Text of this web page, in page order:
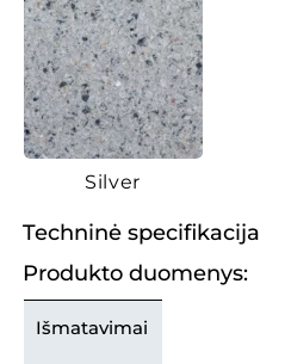
Silver
Techninė specifikacija
Produkto duomenys:
Išmatavimai